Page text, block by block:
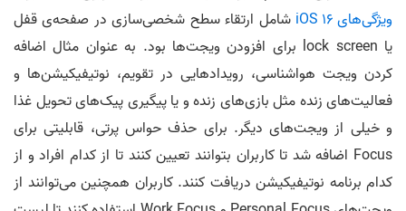
ویژگی‌های iOS 16
شامل ارتقاء سطح شخصی‌سازی در صفحه‌ی قفل
یا lock screen برای افزودن ویجت‌ها بود. به عنوان مثال اضافه
کردن ویجت هواشناسی، رویدادهایی در تقویم، نوتیفیکیشن‌ها و
فعالیت‌های زنده مثل بازی‌های زنده و یا پیگیری پیک‌های تحویل غذا
و خیلی از ویجت‌های دیگر. برای حذف حواس پرتی، قابلیتی برای
Focus اضافه شد تا کاربران بتوانند تعیین کنند تا از کدام افراد و از
کدام برنامه نوتیفیکیشن دریافت کنند. کاربران همچنین می‌توانند از